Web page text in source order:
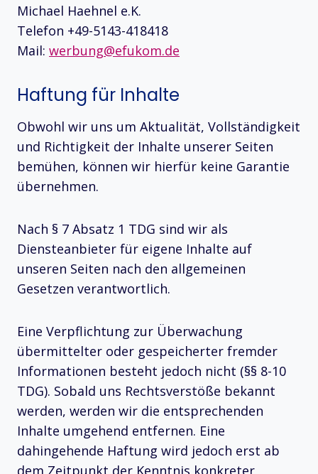
Michael Haehnel e.K.
Telefon +49-5143-418418
Mail: werbung@efukom.de
Haftung für Inhalte
Obwohl wir uns um Aktualität, Vollständigkeit
und Richtigkeit der Inhalte unserer Seiten
bemühen, können wir hierfür keine Garantie
übernehmen.
Nach § 7 Absatz 1 TDG sind wir als
Diensteanbieter für eigene Inhalte auf
unseren Seiten nach den allgemeinen
Gesetzen verantwortlich.
Eine Verpflichtung zur Überwachung
übermittelter oder gespeicherter fremder
Informationen besteht jedoch nicht (§§ 8-10
TDG). Sobald uns Rechtsverstöße bekannt
werden, werden wir die entsprechenden
Inhalte umgehend entfernen. Eine
dahingehende Haftung wird jedoch erst ab
dem Zeitpunkt der Kenntnis konkreter